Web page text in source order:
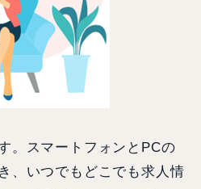
。スマートフォンとPCの
、いつでもどこでも求人情